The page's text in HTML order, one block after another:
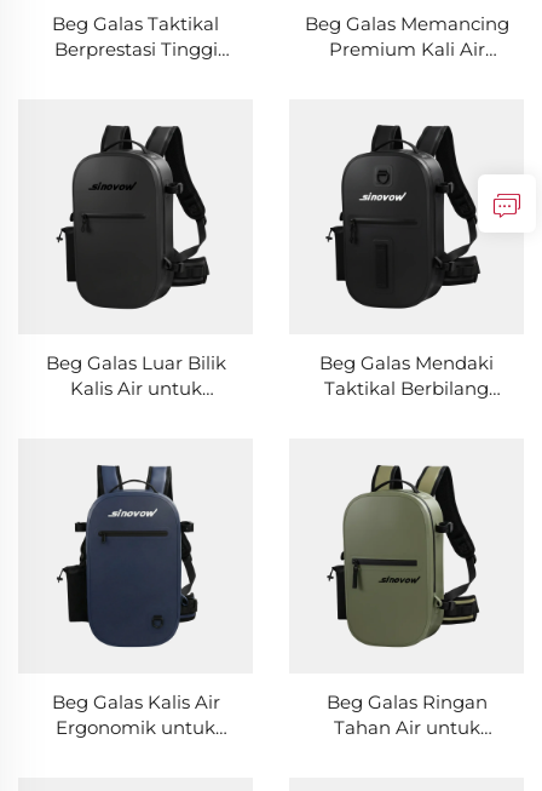
Beg Galas Taktikal
Berprestasi Tinggi
Berkhemah
Beg Galas Memancing
Premium Kali Air
Beg Galas Luar Bilik
Kalis Air untuk
Kelengkapan
Pengembaraan
Beg Galas Mendaki
Taktikal Berbilang
Perjalanan &
Kelengkapan Luar
Bilik
Beg Galas Kalis Air
Ergonomik untuk
Beg Galas Ringan
Tahan Air untuk